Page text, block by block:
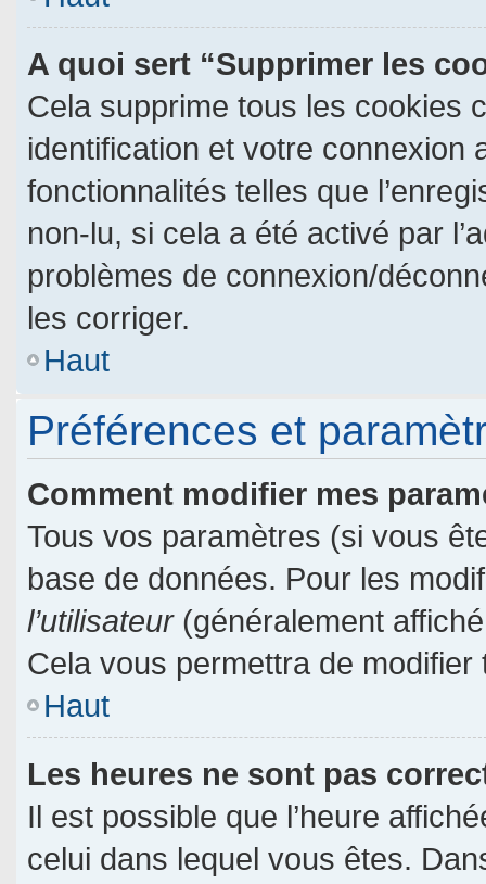
A quoi sert “Supprimer les
Cela supprime tous les cookies
identification et votre connexion
fonctionnalités telles que
non-lu, si cela a été activé par
problèmes de connexion/
les corriger.
Haut
Préférences et
Comment modifier mes
Tous vos paramètres (si vous
base de données. Pour les
l’utilisateur(généralement
Cela vous permettra de
Haut
Les heures ne sont pas
Il est possible que l’heure
celui dans lequel vous êtes.